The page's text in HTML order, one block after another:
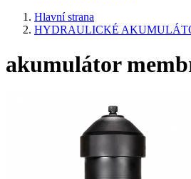
Hlavní strana
HYDRAULICKÉ
akumulátor